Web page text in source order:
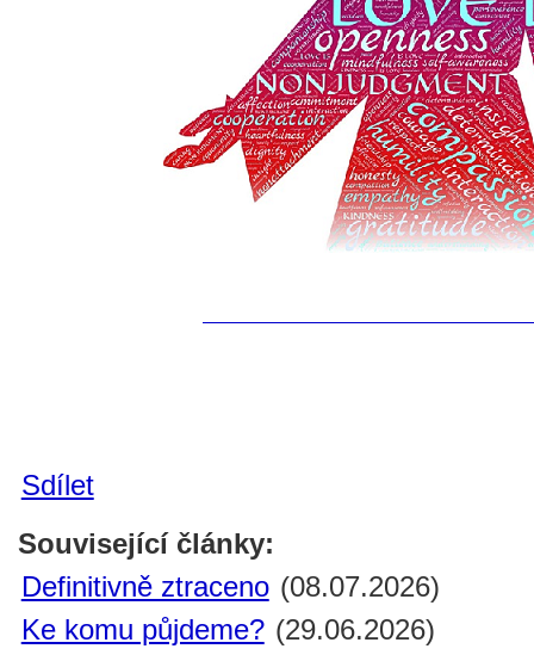
Sdílet
Související články:
Definitivně ztraceno (08.07.2026)
Ke komu půjdeme? (29.06.2026)